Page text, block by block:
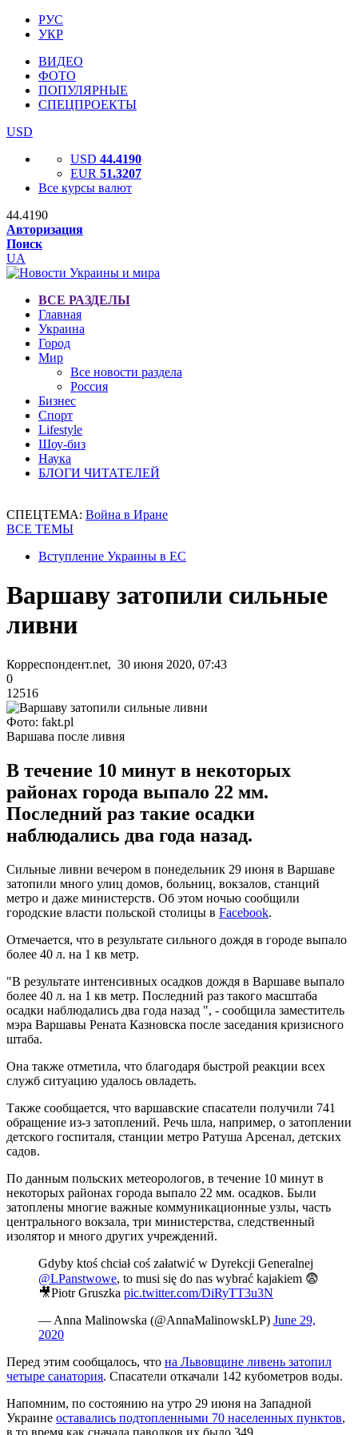
РУС
УКР
ВИДЕО
ФОТО
ПОПУЛЯРНЫЕ
СПЕЦПРОЕКТЫ
USD
USD 44.4190
EUR 51.3207
Все курсы валют
44.4190
Авторизация
Поиск
UA
ВСЕ РАЗДЕЛЫ
Главная
Украина
Город
Мир
Все новости раздела
Россия
Бизнес
Спорт
Lifestyle
Шоу-биз
Наука
БЛОГИ ЧИТАТЕЛЕЙ
СПЕЦТЕМА: Война в Иране
ВСЕ ТЕМЫ
Вступление Украины в ЕС
Варшаву затопили сильные
ливни
Корреспондент.net, 30 июня 2020, 07:43
0
12516
Фото: fakt.pl
Варшава после ливня
В течение 10 минут в некоторых
районах города выпало 22 мм.
Последний раз такие осадки
наблюдались два года назад.
Сильные ливни вечером в понедельник 29 июня в Варшаве
затопили много улиц домов, больниц, вокзалов, станций
метро и даже министерств. Об этом ночью сообщили
городские власти польской столицы в Facebook.
Отмечается, что в результате сильного дождя в городе выпало
более 40 л. на 1 кв метр.
"В результате интенсивных осадков дождя в Варшаве выпало
более 40 л. на 1 кв метр. Последний раз такого масштаба
осадки наблюдались два года назад ", - сообщила заместитель
мэра Варшавы Рената Казновска после заседания кризисного
штаба.
Она также отметила, что благодаря быстрой реакции всех
служб ситуацию удалось овладеть.
Также сообщается, что варшавские спасатели получили 741
обращение из-з затоплений. Речь шла, например, о затоплении
детского госпиталя, станции метро Ратуша Арсенал, детских
садов.
По данным польских метеорологов, в течение 10 минут в
некоторых районах города выпало 22 мм. осадков. Были
затоплены многие важные коммуникационные узлы, часть
центрального вокзала, три министерства, следственный
изолятор и много других учреждений.
Gdyby ktoś chciał coś załatwić w Dyrekcji Generalnej
@LPanstwowe, to musi się do nas wybrać kajakiem 😨
🎥Piotr Gruszka pic.twitter.com/DiRyTT3u3N
— Anna Malinowska (@AnnaMalinowskLP) June 29,
2020
Перед этим сообщалось, что на Львовщине ливень затопил
четыре санатория. Спасатели откачали 142 кубометров воды.
Напомним, по состоянию на утро 29 июня на Западной
Украине оставались подтопленными 70 населенных пунктов,
в то время как сначала паводков их было 349.